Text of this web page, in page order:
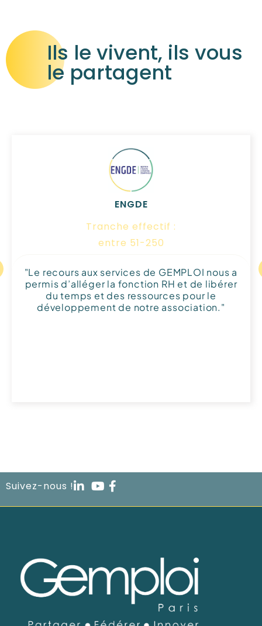
Ils le vivent, ils vous
le partagent
Vladimy
Gemploi m’a permis de diversifier mes
expériences professionnelles en tant
qu’assistant administratif et comptable.
Cette variété de missions m’a aidé à
développer de nouvelles compétences et à
Assistant administratif et comptable
Suivez-nous !